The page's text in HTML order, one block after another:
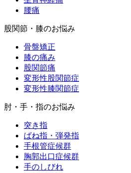
腰痛
股関節・膝のお悩み
骨盤矯正
膝の痛み
股関節痛
変形性股関節症
変形性膝関節症
肘・手・指のお悩み
突き指
ばね指・弾発指
手根管症候群
胸郭出口症候群
手のしびれ